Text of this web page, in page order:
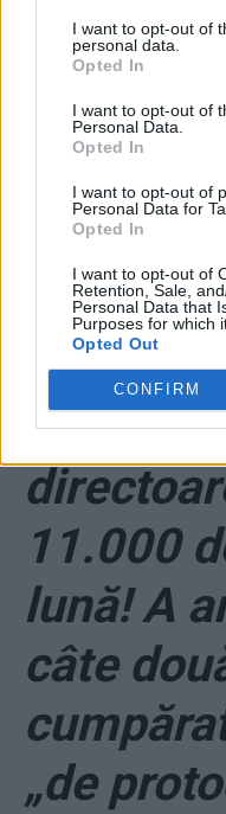
I want to opt-out of
personal data.
Opted In
I want to opt-out of
Personal Data.
Opted In
I want to opt-out of
Personal Data for
Opted In
I want to opt-out of
Retention, Sale,
Personal Data that
Purposes for which
Opted Out
CONFIRM
foc la toate
fost
ca-n
România:
Mineriada
1990
pentru
internet
11.000
lună! A
câte
„de